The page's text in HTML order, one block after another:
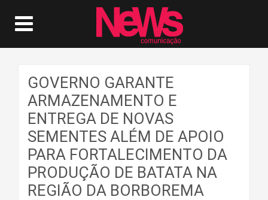
GOVERNO GARANTE
ARMAZENAMENTO E
ENTREGA DE NOVAS
SEMENTES ALÉM DE APOIO
PARA FORTALECIMENTO DA
PRODUÇÃO DE BATATA NA
REGIÃO DA BORBOREMA